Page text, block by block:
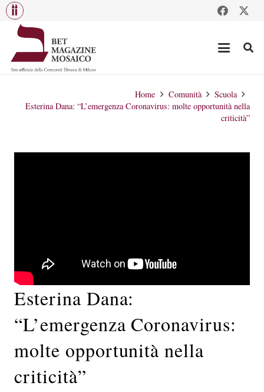
Home Comunità
Scuola
Esterina Dana: “L’emergenza Coronavirus: molte opportunità nella
criticità”
Esterina Dana:
“L’emergenza Coronavirus:
molte opportunità nella
criticità”